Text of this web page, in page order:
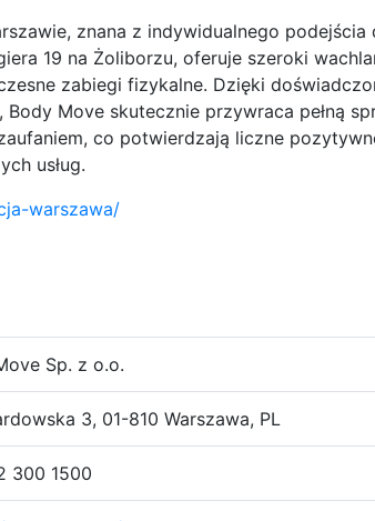
znana z indywidualnego
19 na Żoliborzu, oferuje szeroki
zabiegi fizykalne. Dzięki
Move skutecznie przywraca pełną
co potwierdzają liczne
usług.
warszawa/
Sp. z o.o.
3, 01-810 Warszawa, PL
300 1500